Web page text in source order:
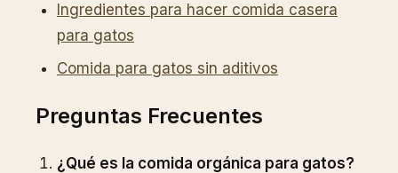
Ingredientes para hacer comida casera
para gatos
Comida para gatos sin aditivos
Preguntas Frecuentes
¿Qué es la comida orgánica para gatos?